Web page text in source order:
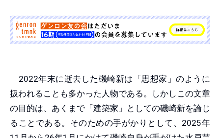
2022年末に逝去した磯崎新は「思想家」のように
扱われることも多かった人物である。しかしこの文章
の目的は、あくまで「建築家」としての磯崎新を論じ
ることである。そのための手がかりとして、2025年